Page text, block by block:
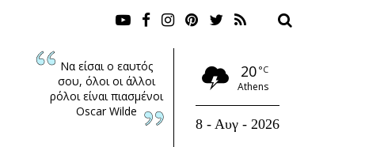
Να είσαι ο εαυτός
σου, όλοι οι άλλοι
ρόλοι είναι πιασμένοι
Oscar Wilde
20 °C
Athens
8 - Αυγ - 2026